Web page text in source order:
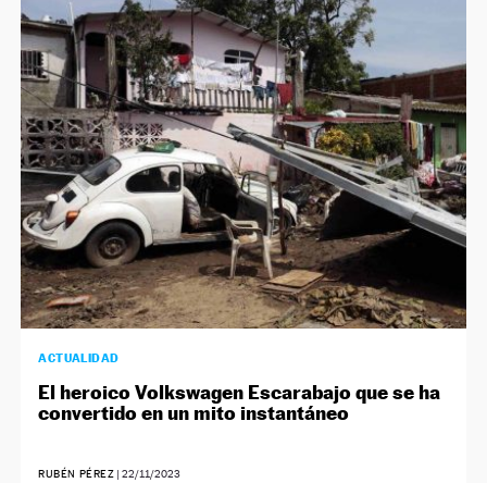
ACTUALIDAD
El heroico Volkswagen Escarabajo que se ha
convertido en un mito instantáneo
RUBÉN PÉREZ |22/11/2023